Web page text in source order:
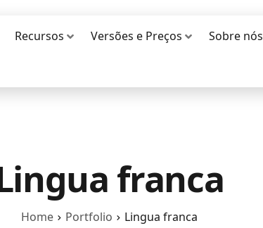
Recursos Versões e Preços Sobre nós
franca
Home Portfolio Lingua franca